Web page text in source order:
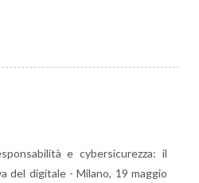
e cybersicurezza: il
del digitale - Milano, 19 maggio